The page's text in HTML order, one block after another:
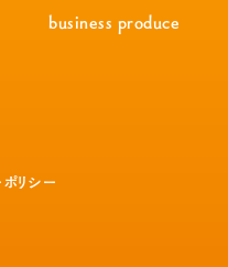
business produce
リシー